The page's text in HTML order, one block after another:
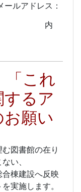
ス：
「これ
るア
願い
図書館の在り
い、
棟建設へ反映
実施します。